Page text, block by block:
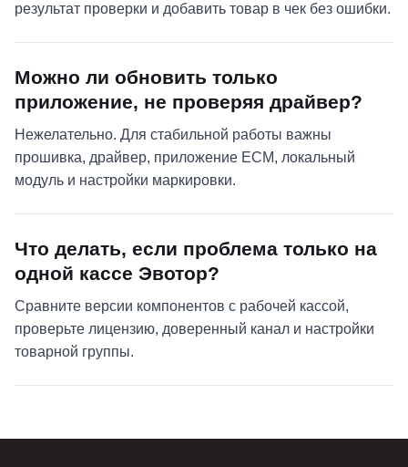
результат проверки и добавить товар в чек без ошибки.
Можно ли обновить только
приложение, не проверяя драйвер?
Нежелательно. Для стабильной работы важны
прошивка, драйвер, приложение ЕСМ, локальный
модуль и настройки маркировки.
Что делать, если проблема только на
одной кассе Эвотор?
Сравните версии компонентов с рабочей кассой,
проверьте лицензию, доверенный канал и настройки
товарной группы.